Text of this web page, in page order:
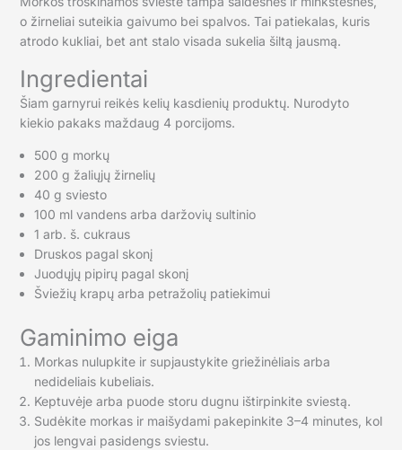
o žirneliai suteikia gaivumo bei spalvos. Tai patiekalas, kuris
atrodo kukliai, bet ant stalo visada sukelia šiltą jausmą.
Ingredientai
Šiam garnyrui reikės kelių kasdienių produktų. Nurodyto
kiekio pakaks maždaug 4 porcijoms.
500 g morkų
200 g žaliųjų žirnelių
40 g sviesto
100 ml vandens arba daržovių sultinio
1 arb. š. cukraus
Druskos pagal skonį
Juodųjų pipirų pagal skonį
Šviežių krapų arba petražolių patiekimui
Gaminimo eiga
Morkas nulupkite ir supjaustykite griežinėliais arba
nedideliais kubeliais.
Keptuvėje arba puode storu dugnu ištirpinkite sviestą.
Sudėkite morkas ir maišydami pakepinkite 3–4 minutes, kol
jos lengvai pasidengs sviestu.